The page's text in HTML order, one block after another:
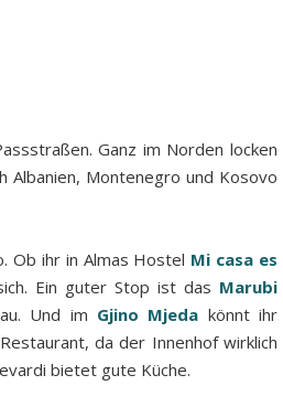
Ganz im Norden locken
Albanien, Montenegro und Kosovo
Ob ihr in Almas Hostel Mi casa es
Ein guter Stop ist das Marubi
Und im Gjino Mjeda könnt ihr
da der Innenhof wirklich
bietet gute Küche.